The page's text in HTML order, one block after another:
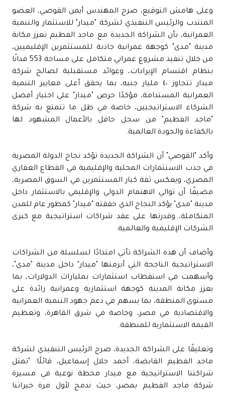
وعلى هامش التوقيع، صرح المهندس أيمن القوصي، العضو
المنتدب والرئيس التنفيذي لشركة "ميدار" للاستثمار والتنمية
العمرانية، بأن الشراكة الجديدة مع ماجد الفطيم تعزز مكانة
مدينة "مدى" كوجهة عمرانية جاذبة للمستثمرين الإقليميين،
من خلال تنفيذ مشروع عمراني متكامل على مساحة 553 فدانًا
بنظام اقتسام الإيرادات، وعوائد مستقبلية لصالح شركة
ميدار تتجاوز ٤٠ مليار جنيه، بما يحقق أعلى معايير التنمية
العمرانية المستدامة، مؤكدًا حرص "ميدار" على اختيار أفضل
الشركاء الاستراتيجيين، خاصة في ظل ما تتمتع به شركة
"ماجد الفطيم" من سجل حافل بالأعمال المشهود لها
بالكفاءة والجودة العالمية.
وأكد "القوصي" أن الشراكة الجديدة تؤكد نجاح الدولة المصرية
في جذب الاستثمارات المحلية والإقليمية في القطاع العقاري
المصري، ويعكس ثقة كبار المستثمرين في السوق المصرية،
مضيفًا أن توالي الاهتمام الدولي والإقليمي بالاستثمار داخل
مدينة "مدى" يؤكد النجاح الذي حققته "ميدار" كمطور عام للمدن
المتكاملة، وقدرتها على عقد شراكات استراتيجية مع كبرى
الشركات الإقليمية والعالمية.
وأضاف أن هذه الشراكة تأتي امتدادًا لسلسلة من الشراكات
الاستراتيجية الناجحة التي أبرمتها "ميدار" داخل مدينة "مدى"،
وأسهمت في استقطاب استثمارات بمليارات الدولارات، بما
يعزز مكانة المدينة كوجهة استثمارية وعمرانية رائدة على
مستوى المنطقة، بما يسهم في دعم جهود التنمية العمرانية
والاقتصادية في مصر، وخاصة في شرق القاهرة، وتعظيم
القيمة الاستثمارية للمنطقة.
وتعليقًا على الشراكة الجديدة، صرح الرئيس التنفيذي لشركة
ماجد الفطيم القابضة، أحمد جلال إسماعيل، قائلًا: "تمثل
شراكتنا الاستراتيجية مع ميدار محطة نوعية في مسيرة
شركة ماجد الفطيم بمصر، حيث ندمج لأول مرة خبراتنا